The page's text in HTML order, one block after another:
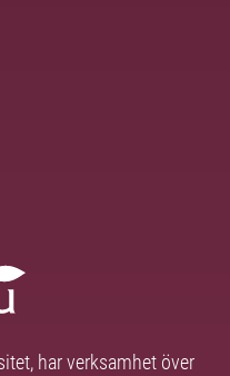
har verksamhet över